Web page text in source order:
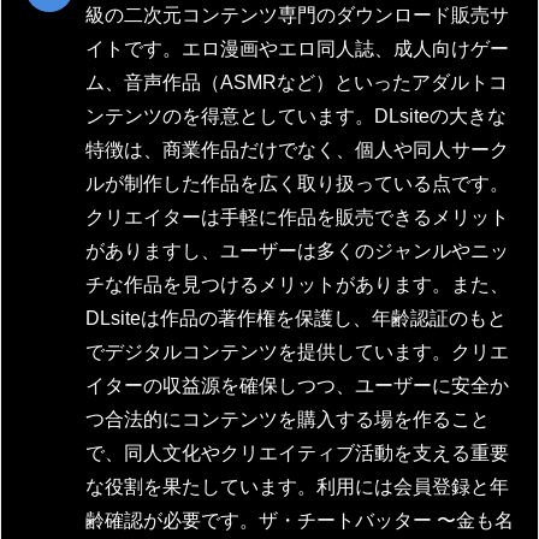
級の二次元コンテンツ専門のダウンロード販売サ
イトです。エロ漫画やエロ同人誌、成人向けゲー
ム、音声作品（ASMRなど）といったアダルトコ
ンテンツのを得意としています。DLsiteの大きな
特徴は、商業作品だけでなく、個人や同人サーク
ルが制作した作品を広く取り扱っている点です。
クリエイターは手軽に作品を販売できるメリット
がありますし、ユーザーは多くのジャンルやニッ
チな作品を見つけるメリットがあります。また、
DLsiteは作品の著作権を保護し、年齢認証のもと
でデジタルコンテンツを提供しています。クリエ
イターの収益源を確保しつつ、ユーザーに安全か
つ合法的にコンテンツを購入する場を作ること
で、同人文化やクリエイティブ活動を支える重要
な役割を果たしています。利用には会員登録と年
齢確認が必要です。ザ・チートバッター 〜金も名